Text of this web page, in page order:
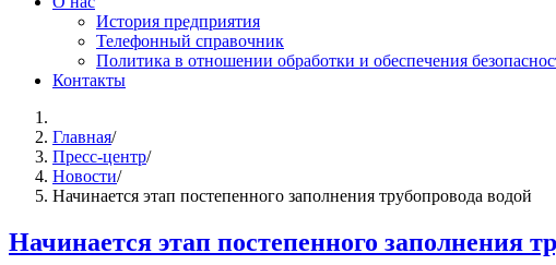
История предприятия
Телефонный справочник
Политика в отношении обработки и обеспечения
Контакты
Главная/
Пресс-центр/
Новости/
Начинается этап постепенного заполнения трубопровода водой
Начинается этап постепенного заполнения